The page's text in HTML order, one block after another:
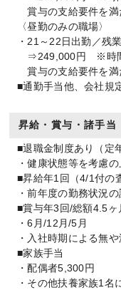
賞与の支給要件を満
〈昼勤のみの職場〉
・21～22日出勤／残
⇒249,000円 ※時間
賞与の支給要件を満
■通勤手当他、会社規
昇給・賞与・諸手当
■退職金制度あり（定
・健康状態等を考慮
■昇給年1回（4/1付の
・前年度の勤務状況
■賞与年3回/総額4.5ヶ
・6月/12月/5月
・入社時期による無
■家族手当
・配偶者5,300円
・その他扶養家族1名